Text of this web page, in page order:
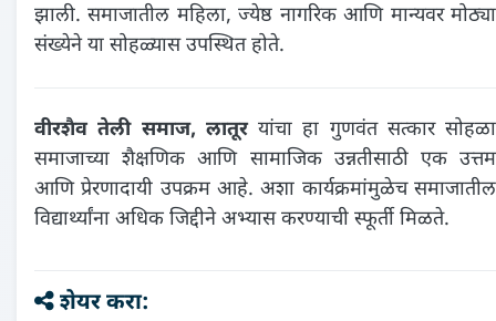
झाली. समाजातील महिला, ज्येष्ठ नागरिक आणि मान्यवर मोठ्या
संख्येने या सोहळ्यास उपस्थित होते.
वीरशैव तेली समाज, लातूरयांचा हा गुणवंत सत्कार सोहळा
समाजाच्या शैक्षणिक आणि सामाजिक उन्नतीसाठी एक उत्तम
आणि प्रेरणादायी उपक्रम आहे. अशा कार्यक्रमांमुळेच समाजातील
विद्यार्थ्यांना अधिक जिद्दीने अभ्यास करण्याची स्फूर्ती मिळते.
शेयर करा: